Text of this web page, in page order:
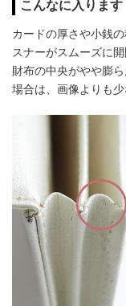
こんなに入ります
カードの厚さや小銭
スナーがスムーズに
財布の中央がやや膨
場合は、画像よりも